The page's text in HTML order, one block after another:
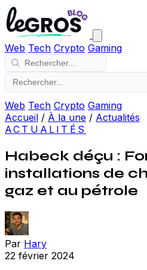
Web Tech Crypto Gaming
Web Tech Crypto Gaming
Accueil / À la une / Actualités
ACTUALITÉS
Habeck déçu :
installations de
gaz et au pétrole
Par Hary
22 février 2024